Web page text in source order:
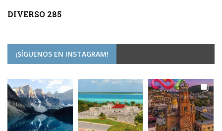
DIVERSO 285
¡SÍGUENOS EN INSTAGRAM!